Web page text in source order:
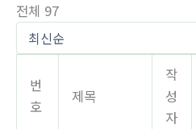
전체 97
번
호
제목
작
성
자